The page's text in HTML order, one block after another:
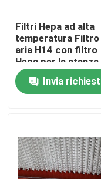
Controllo di qualità
Richieda una
Pre filtro dell'aria
Unità di FFU
Filtri Hepa ad alta
temperatura Filtro
aria H14 con filtro
Hepa per la stanza
pulita
Invia